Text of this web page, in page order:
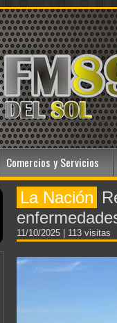
Comercios y Servicios
La Nación
11/10/2025 | 113 visitas